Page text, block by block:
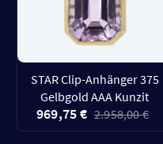
STAR Clip-Anhänger 375
Gelbgold AAA Kunzit
969,75 € 2.958,00 €